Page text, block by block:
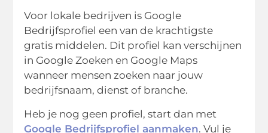
Voor lokale bedrijven is Google
Bedrijfsprofiel een van de krachtigste
gratis middelen. Dit profiel kan verschijnen
in Google Zoeken en Google Maps
wanneer mensen zoeken naar jouw
bedrijfsnaam, dienst of branche.
Heb je nog geen profiel, start dan met
Google Bedrijfsprofiel aanmaken. Vul je